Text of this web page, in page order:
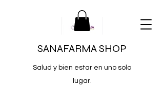
SANAFARMA SHOP
Salud y bien estar en uno solo
lugar.